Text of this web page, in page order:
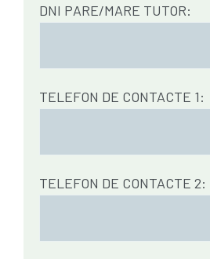
DNI PARE/MARE TUTOR:
TELEFON DE CONTACTE 1:
TELEFON DE CONTACTE 2: